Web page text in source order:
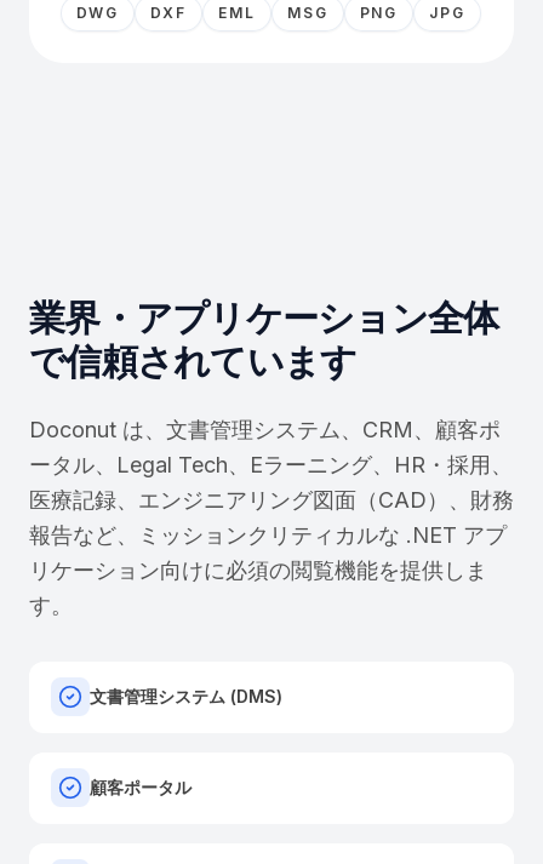
DWG DXF EML MSG PNG JPG
業界・アプリケーション全体
で信頼されています
Doconut は、文書管理システム、CRM、顧客ポ
ータル、Legal Tech、Eラーニング、HR・採用、
医療記録、エンジニアリング図面（CAD）、財務
報告など、ミッションクリティカルな .NET アプ
リケーション向けに必須の閲覧機能を提供しま
す。
文書管理システム (DMS)
顧客ポータル